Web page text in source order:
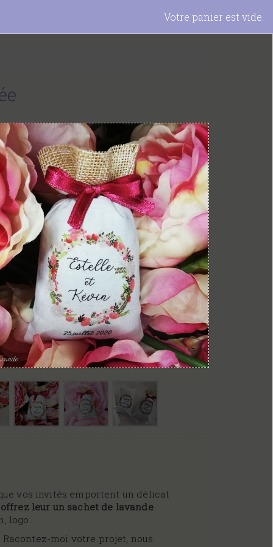
Votre panier est vide.
vos invités emportent un délicat
offrez leur un sachet de lavande
logo...
moi votre projet, nous